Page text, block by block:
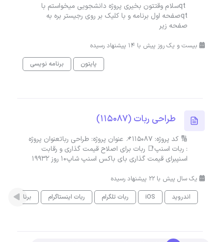
qtسلام وقتتون بخیری پروژه دانشجویی میخواستم با
qtصفحه اول برنامه و با کلیک بر روی رجیستر بره به
صفحه زیر
بیست و یک روز پیش با 14 پیشنهاد رسیده
پایتون
برنامه نویسی
طراحی ربات (115087)
🔢 کد پروژه: 115087📌 عنوان پروژه: طراحی رباتعنوان پروژه
: ربات اسنپ📑 ربات برای اصلاح قیمت گذاری و رقابت
اسنپبرای قیمت گذاری بای باکس اسنپ شاپ10 روز 19932
یک سال پیش با 22 پیشنهاد رسیده
اندروید
iOS ربات تلگرام ربات اینستاگرام برنامه